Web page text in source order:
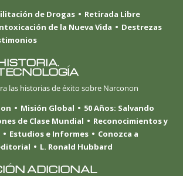
de Drogas
Retirada Libre
de la Nueva Vida
Destrezas
las historias de éxito sobre Narconon
Misión Global
50 Años: Salvando
de Clase Mundial
Reconocimientos y
Estudios e Informes
Conozca a
L. Ronald Hubbard
ADICIONAL